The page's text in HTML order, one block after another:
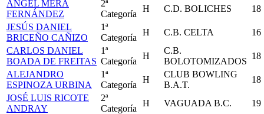
ÁNGEL MERA
FERNÁNDEZ
2ª
Categoría
H C.D. BOLICHES
18
JESÚS DANIEL
BRICEÑO CAÑIZO
1ª
Categoría
H C.B. CELTA
16
CARLOS DANIEL
BOADA DE FREITAS
1ª
Categoría
H
C.B.
BOLOTOMIZADOS
18
ALEJANDRO
ESPINOZA URBINA
1ª
Categoría
H
CLUB BOWLING
B.A.T.
18
JOSÉ LUIS RICOTE
ANDRAY
2ª
Categoría
H VAGUADA B.C.
19